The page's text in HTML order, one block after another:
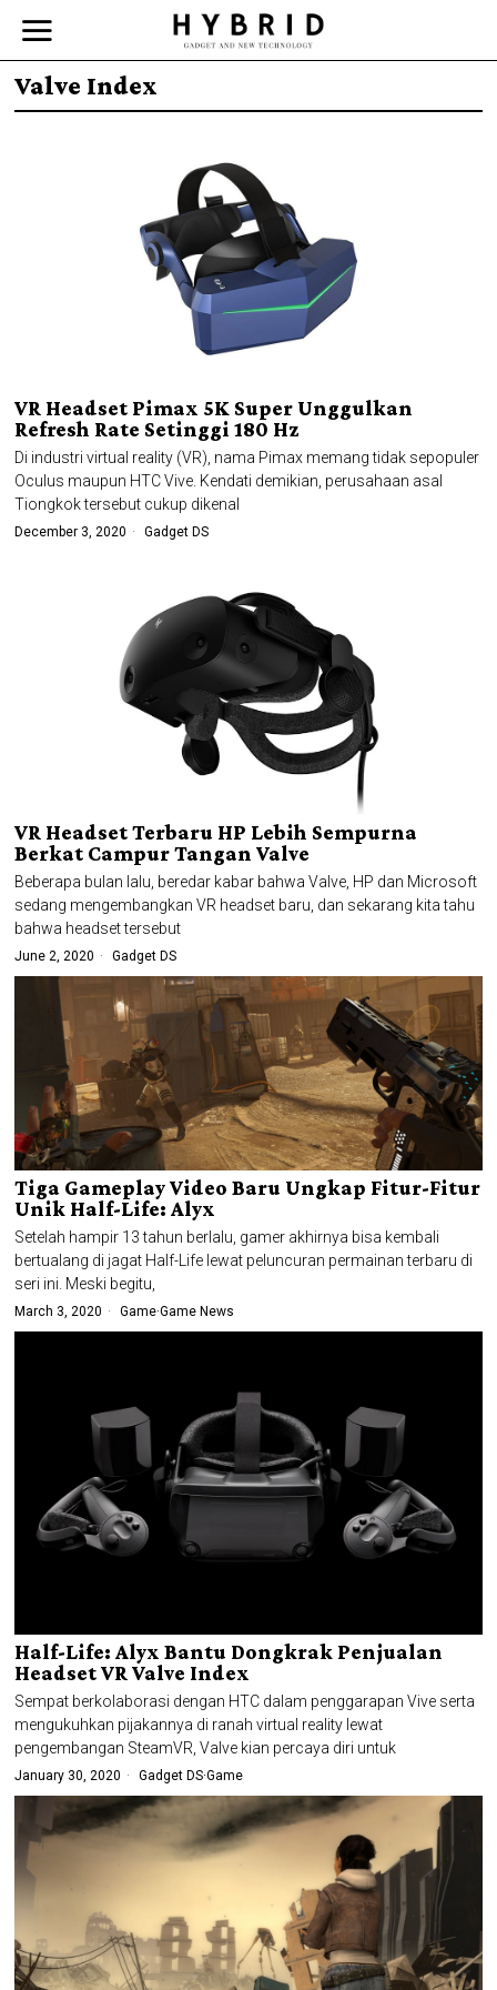
Valve Index
VR Headset Pimax 5K Super Unggulkan
Refresh Rate Setinggi 180 Hz
Di industri virtual reality (VR), nama Pimax memang tidak sepopuler
Oculus maupun HTC Vive. Kendati demikian, perusahaan asal
Tiongkok tersebut cukup dikenal
December 3, 2020 Gadget DS
VR Headset Terbaru HP Lebih Sempurna
Berkat Campur Tangan Valve
Beberapa bulan lalu, beredar kabar bahwa Valve, HP dan Microsoft
sedang mengembangkan VR headset baru, dan sekarang kita tahu
bahwa headset tersebut
June 2, 2020 Gadget DS
Tiga Gameplay Video Baru Ungkap Fitur-Fitur
Unik Half-Life: Alyx
Setelah hampir 13 tahun berlalu, gamer akhirnya bisa kembali
bertualang di jagat Half-Life lewat peluncuran permainan terbaru di
seri ini. Meski begitu,
March 3, 2020 Game·Game News
Half-Life: Alyx Bantu Dongkrak Penjualan
Headset VR Valve Index
Sempat berkolaborasi dengan HTC dalam penggarapan Vive serta
mengukuhkan pijakannya di ranah virtual reality lewat
pengembangan SteamVR, Valve kian percaya diri untuk
January 30, 2020 Gadget DS·Game